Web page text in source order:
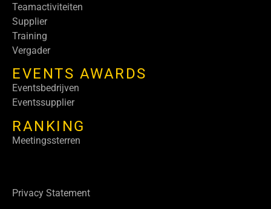
Teamactiviteiten
Supplier
Training
Vergader
EVENTS AWARDS
Eventsbedrijven
Eventssupplier
RANKING
Meetingssterren
Privacy Statement